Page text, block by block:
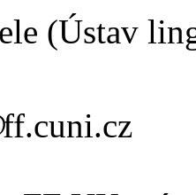
(Ústav
ff.cuni.cz